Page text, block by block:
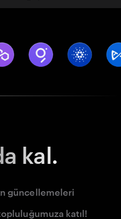
kal.
güncellemeleri
katıl!